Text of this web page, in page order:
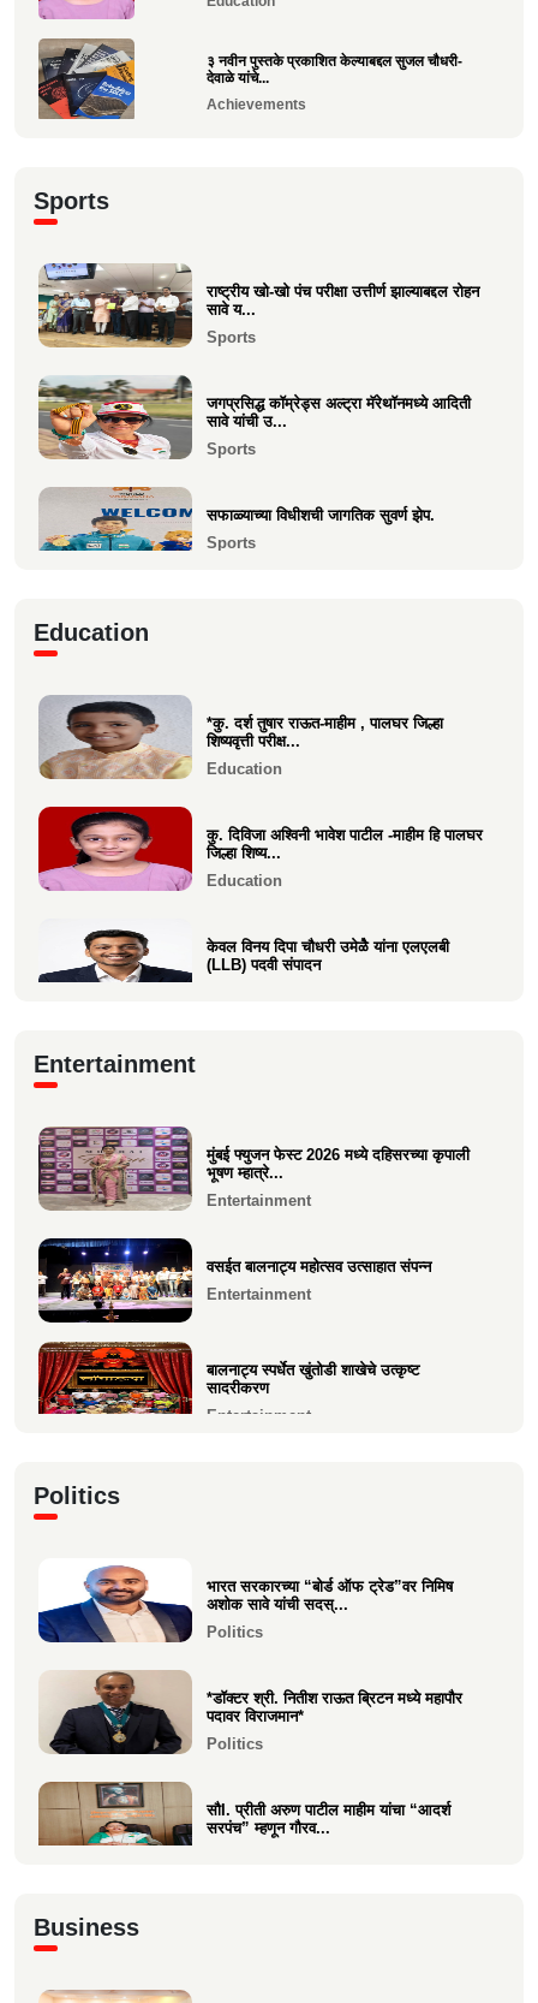
३ नवीन पुस्तके प्रकाशित केल्याबद्दल सुजल चौधरी-
देवाळे यांचे...
Achievements
रत...
Achievements
Politics
Education
Sports
राष्ट्रीय खो-खो पंच परीक्षा उत्तीर्ण झाल्याबद्दल रोहन
सावे य...
Sports
जगप्रसिद्ध कॉम्रेड्स अल्ट्रा मॅरेथॉनमध्ये आदिती
सावे यांची उ...
Sports
सफाळ्याच्या विधीशची जागतिक सुवर्ण झेप.
Sports
वसईच्या कु. वीरा चौधरीची पालघर जिल्हा
किकबॉक्सिंग स्पर्धेत स...
Sports
Education
*कु. दर्श तुषार राऊत-माहीम , पालघर जिल्हा
शिष्यवृत्ती परीक्ष...
Education
कु. दिविजा अश्विनी भावेश पाटील -माहीम हि पालघर
जिल्हा शिष्य...
Education
केवल विनय दिपा चौधरी उमेळेै यांना एलएलबी
(LLB) पदवी संपादन
१२ वी CET परीक्षेत सुप्रिया पराग वर्तक (केळवे.
अंबारे) हिचे...
Entertainment
मुंबई फ्युजन फेस्ट 2026 मध्ये दहिसरच्या कृपाली
भूषण म्हात्रे...
Entertainment
वसईत बालनाट्य महोत्सव उत्साहात संपन्न
Entertainment
बालनाट्य स्पर्धेत खुंतोडी शाखेचे उत्कृष्ट
सादरीकरण
Entertainment
नीरज चुरी निर्मित“साबर बोंडं” – अनेक
आंतरराष्ट्रीय पुरस्कारा...
Entertainment
Politics
भारत सरकारच्या “बोर्ड ऑफ ट्रेड”वर निमिष
अशोक सावे यांची सदस्...
Politics
*डॉक्टर श्री. नितीश राऊत ब्रिटन मध्ये महापौर
पदावर विराजमान*
Politics
सौI. प्रीती अरुण पाटील माहीम यांचा “आदर्श
सरपंच” म्हणून गौरव...
Business